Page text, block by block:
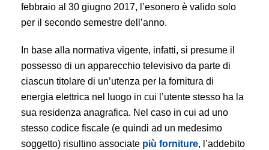
febbraio al 30 giugno 2017, l’esonero è valido solo
per il secondo semestre dell’anno.
In base alla normativa vigente, infatti, si presume il
possesso di un apparecchio televisivo da parte di
ciascun titolare di un’utenza per la fornitura di
energia elettrica nel luogo in cui l’utente stesso ha la
sua residenza anagrafica. Nel caso in cui ad uno
stesso codice fiscale (e quindi ad un medesimo
soggetto) risultino associate più forniture, l’addebito